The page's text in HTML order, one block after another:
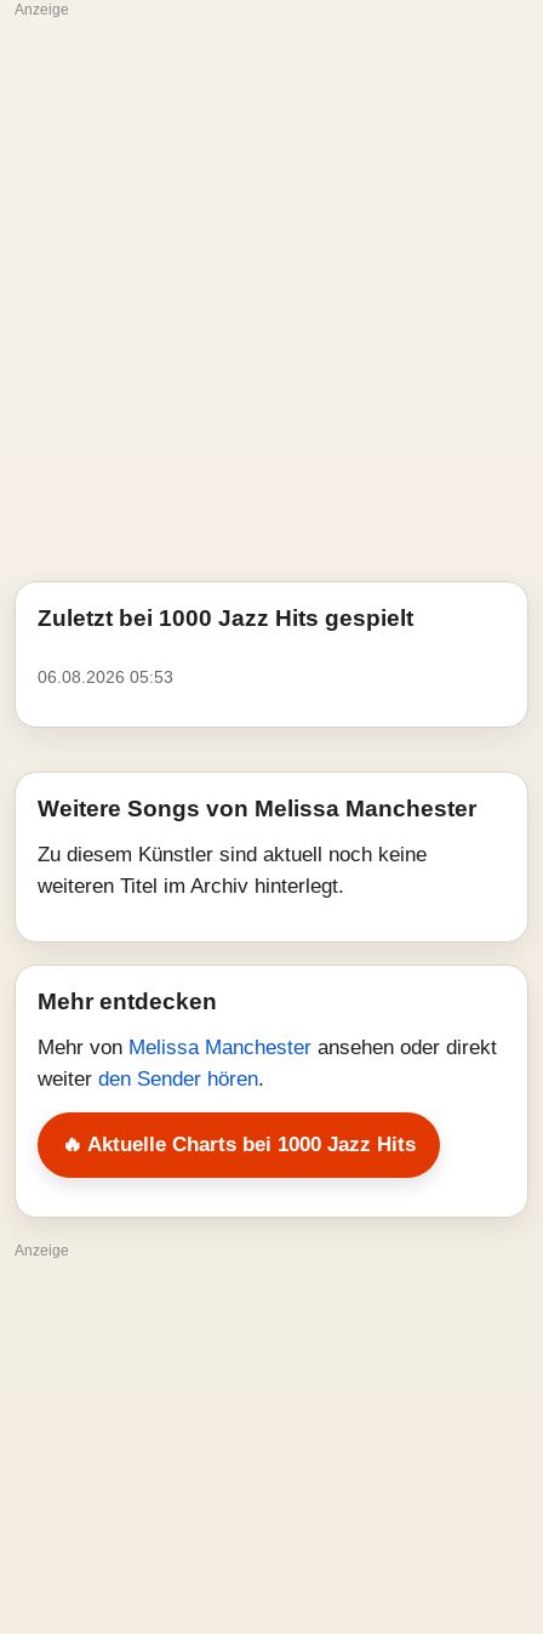
Anzeige
Zuletzt bei 1000 Jazz Hits gespielt
06.08.2026 05:53
Weitere Songs von Melissa Manchester
Zu diesem Künstler sind aktuell noch keine
weiteren Titel im Archiv hinterlegt.
Mehr entdecken
Mehr von Melissa Manchester ansehen oder direkt
weiter den Sender hören.
🔥 Aktuelle Charts bei 1000 Jazz Hits
Anzeige